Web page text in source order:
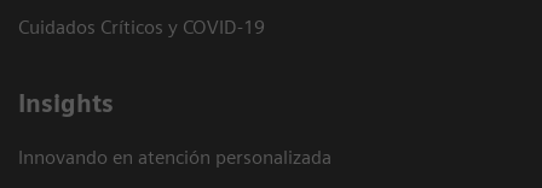
Cuidados Críticos y COVID-19
Insights
Innovando en atención personalizada